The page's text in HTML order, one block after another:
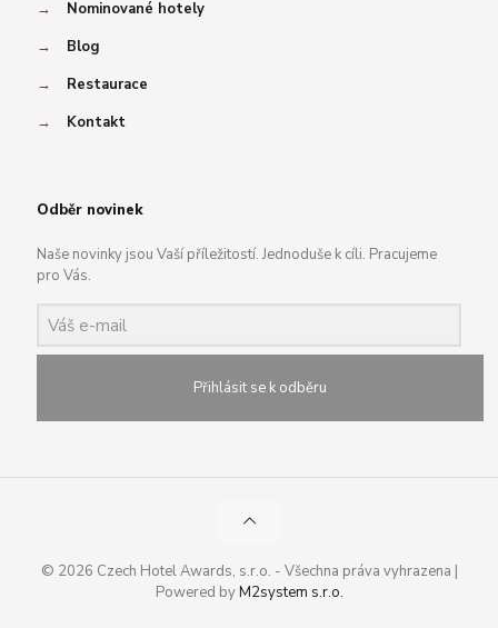
→
Nominované hotely
→
Blog
→
Restaurace
→
Kontakt
Odběr novinek
Naše novinky jsou Vaší příležitostí. Jednoduše k cíli. Pracujeme
pro Vás.
Přihlásit se k odběru
© 2026 Czech Hotel Awards, s.r.o. - Všechna práva vyhrazena |
Powered byM2system s.r.o.